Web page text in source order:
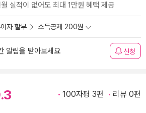
실적이 없어도 최대 1만원 혜택 제공
자 할부 소득공제 200원
알림을 받아보세요 신청
100자평 3편 리뷰 0편